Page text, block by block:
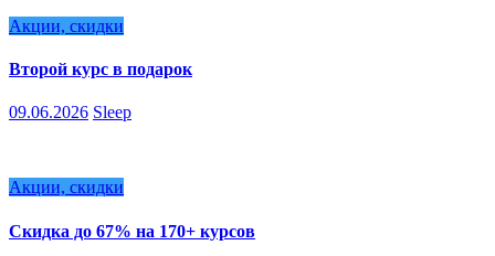
Акции, скидки
Второй курс в подарок
09.06.2026 Sleep
Акции, скидки
Скидка до 67% на 170+ курсов